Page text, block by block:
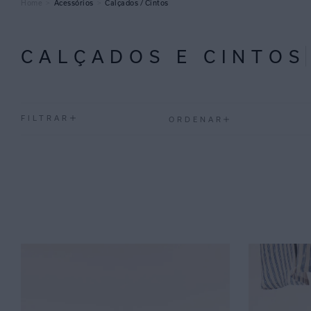
Acessórios Calçados / Cintos
CALÇADOS E CINTOS
FILTRAR ORDENAR